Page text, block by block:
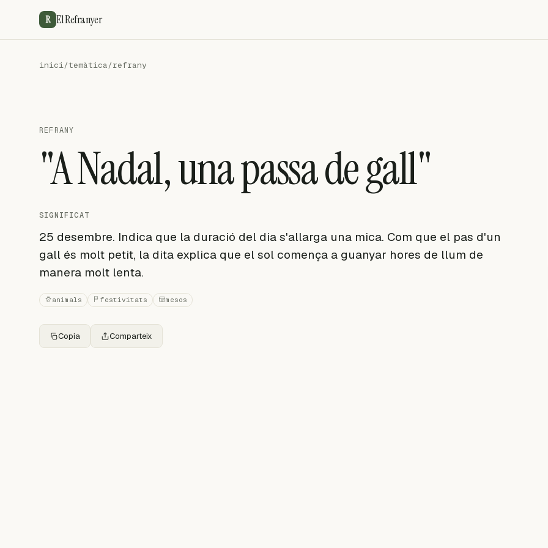
R El Refranyer
inici/temàtica/refrany
REFRANY
"A Nadal, una passa de gall"
SIGNIFICAT
25 desembre. Indica que la duració del dia s'allarga una mica. Com que el pas d'un
gall és molt petit, la dita explica que el sol comença a guanyar hores de llum de
manera molt lenta.
animals festivitats mesos
Copia Comparteix